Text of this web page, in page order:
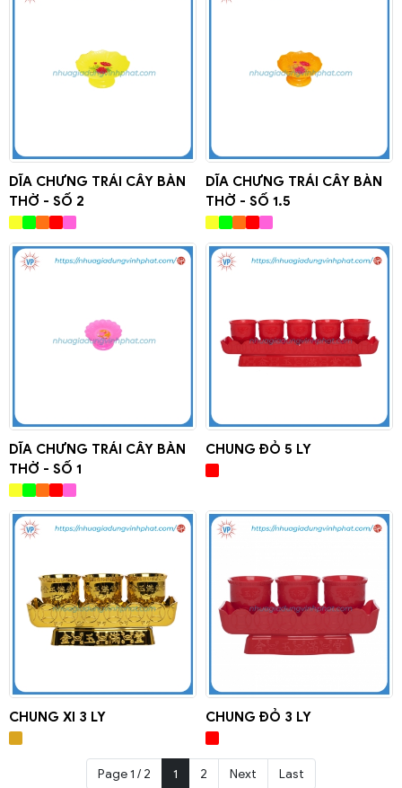
DĨA CHƯNG TRÁI CÂY BÀN
THỜ - SỐ 2
DĨA CHƯNG TRÁI CÂY BÀN
THỜ - SỐ 1.5
DĨA CHƯNG TRÁI CÂY BÀN
THỜ - SỐ 1
CHUNG ĐỎ 5 LY
CHUNG XI 3 LY CHUNG ĐỎ 3 LY
Page 1 / 2 1 2 Next Last